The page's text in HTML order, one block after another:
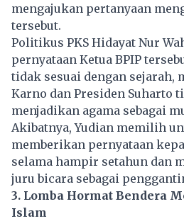
mengajukan pertanyaan
tersebut.
Politikus PKS Hidayat Nur
pernyataan Ketua BPIP
tidak sesuai dengan sejarah,
Karno dan Presiden Suharto
menjadikan agama sebagai
Akibatnya, Yudian memilih
memberikan pernyataan
selama hampir setahun dan
juru bicara sebagai
3. Lomba Hormat Bendera
Islam